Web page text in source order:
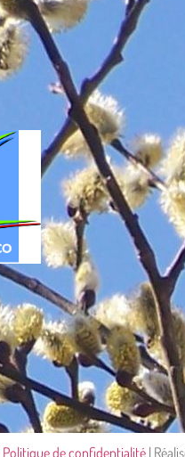
Politique de confidentialité |